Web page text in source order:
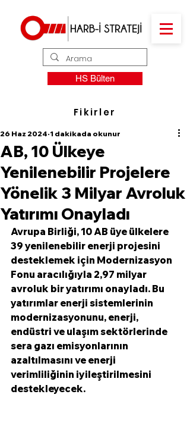
HS Bülten
Fikirler
AB, 10 Ülkeye
Yenilenebilir Projelere
Yönelik 3 Milyar Avroluk
Yatırımı Onayladı
26 Haz 2024 1 dakikada okunur
Avrupa Birliği, 10 AB üye ülkelere
39 yenilenebilir enerji projesini
desteklemek için Modernizasyon
Fonu aracılığıyla 2,97 milyar
avroluk bir yatırımı onayladı. Bu
yatırımlar enerji sistemlerinin
modernizasyonunu, enerji,
endüstri ve ulaşım sektörlerinde
sera gazı emisyonlarının
azaltılmasını ve enerji
verimliliğinin iyileştirilmesini
destekleyecek.